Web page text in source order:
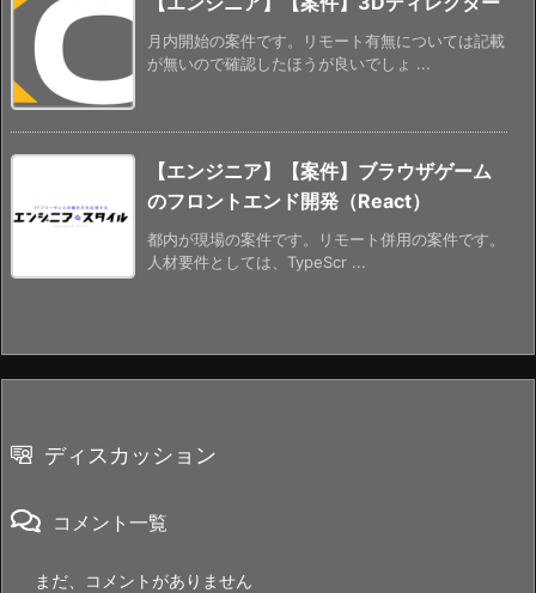
月内開始の案件です。リモート有無については記載
が無いので確認したほうが良いでしょ ...
【エンジニア】【案件】ブラウザゲーム
のフロントエンド開発（React）
都内が現場の案件です。リモート併用の案件です。
人材要件としては、TypeScr ...
ディスカッション
コメント一覧
まだ、コメントがありません